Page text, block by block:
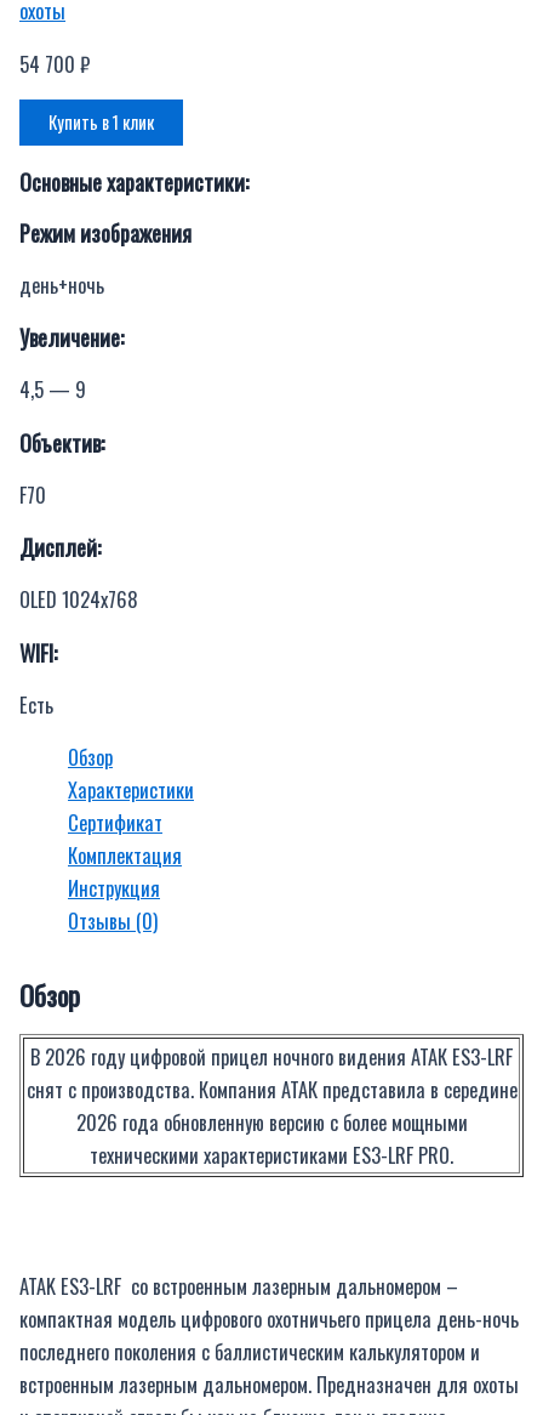
охоты
54 700 ₽
Купить в 1 клик
Основные характеристики:
Режим изображения
день+ночь
Увеличение:
4,5 — 9
Объектив:
F70
Дисплей:
OLED 1024х768
WIFI:
Есть
Обзор
Характеристики
Сертификат
Комплектация
Инструкция
Отзывы (0)
Обзор
В 2026 году цифровой прицел ночного видения АТАК ES3-LRF
снят с производства. Компания АТАК представила в середине
2026 года обновленную версию c более мощными
техническими характеристиками ES3-LRF PRO.
ATAK ES3-LRF со встроенным лазерным дальномером –
компактная модель цифрового охотничьего прицела день-ночь
последнего поколения с баллистическим калькулятором и
встроенным лазерным дальномером. Предназначен для охоты